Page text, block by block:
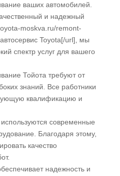
ваших автомобилей.
и надежный
moskva.ru/remont-
Toyota[/url], мы
спектр услуг для вашего
Тойота требуют от
знаний. Все работники
квалификацию и
современные
Благодаря этому,
качество
надежность и